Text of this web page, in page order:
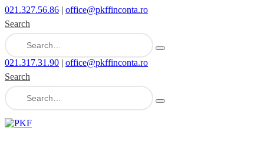
021.327.56.86 | office@pkffinconta.ro
Search
021.317.31.90 | office@pkffinconta.ro
Search